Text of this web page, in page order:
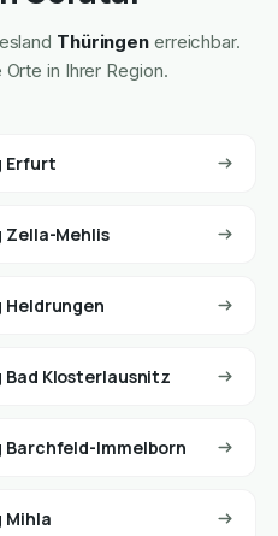
Thüringen erreichbar.
in Ihrer Region.
Erfurt
Zella-Mehlis
Klosterlausnitz
Immelborn
Mihla